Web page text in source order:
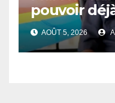
pouvoir
AOÛT 5, 2026